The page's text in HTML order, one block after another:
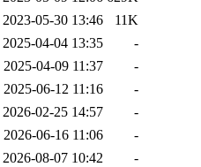
2023-05-30 13:46
11K
2025-04-04 13:35
-
2025-04-09 11:37
-
2025-06-12 11:16
-
2026-02-25 14:57
-
2026-06-16 11:06
-
2026-08-07 10:42 -